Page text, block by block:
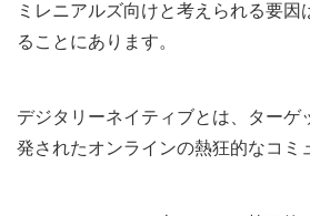
ミレニアルズ向けと考えられる要
ることにあります。
デジタリーネイティブとは、ター
発されたオンラインの熱狂的なコミ